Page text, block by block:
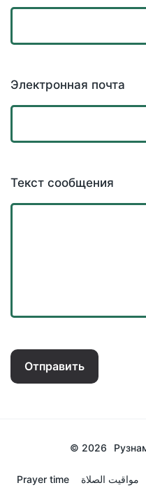
Электронная почта
Текст сообщения
Отправить
© 2026
Prayer time مواقيت الصلاة